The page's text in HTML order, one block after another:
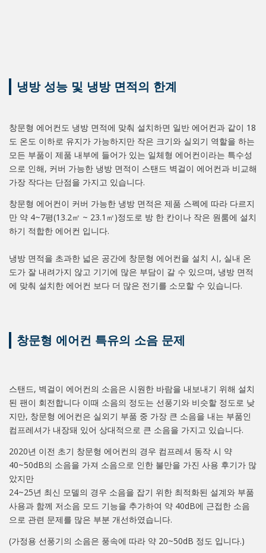
냉방 성능 및 냉방 면적의 한계
창문형 에어컨도 냉방 면적에 맞춰 설치하면 일반 에어컨과 같이 18
도 온도 이하로 유지가 가능하지만 작은 크기와 실외기 역할을 하는
모든 부품이 제품 내부에 들어가 있는 일체형 에어컨이라는 특수성
으로 인해, 커버 가능한 냉방 면적이 스탠드 벽걸이 에어컨과 비교해
가장 작다는 단점을 가지고 있습니다.
창문형 에어컨이 커버 가능한 냉방 면적은 제품 스펙에 따라 다르지
만 약 4~7평(13.2㎡ ~ 23.1㎡)정도로 방 한 칸이나 작은 원룸에 설치
하기 적합한 에어컨 입니다.
냉방 면적을 초과한 넓은 공간에 창문형 에어컨을 설치 시, 실내 온
도가 잘 내려가지 않고 기기에 많은 부담이 갈 수 있으며, 냉방 면적
에 맞춰 설치한 에어컨 보다 더 많은 전기를 소모할 수 있습니다.
창문형 에어컨 특유의 소음 문제
스탠드, 벽걸이 에어컨의 소음은 시원한 바람을 내보내기 위해 설치
된 팬이 회전합니다 이때 소음의 정도는 선풍기와 비슷할 정도로 낮
지만, 창문형 에어컨은 실외기 부품 중 가장 큰 소음을 내는 부품인
컴프레셔가 내장돼 있어 상대적으로 큰 소음을 가지고 있습니다.
2020년 이전 초기 창문형 에어컨의 경우 컴프레셔 동작 시 약
40~50dB의 소음을 가져 소음으로 인한 불만을 가진 사용 후기가 많
았지만
24~25년 최신 모델의 경우 소음을 잡기 위한 최적화된 설계와 부품
사용과 함께 저소음 모드 기능을 추가하여 약 40dB에 근접한 소음
으로 관련 문제를 많은 부분 개선하였습니다.
(가정용 선풍기의 소음은 풍속에 따라 약 20~50dB 정도 입니다.)